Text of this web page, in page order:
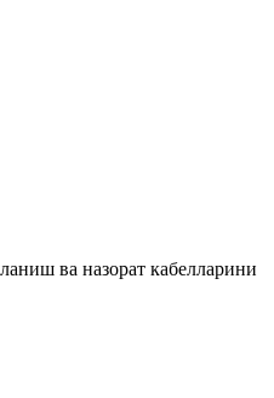
ва назорат кабелларини